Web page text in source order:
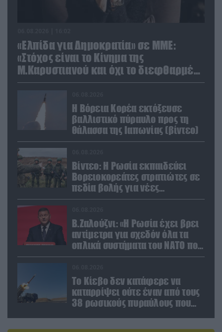
«Ελπίδα για Δημοκρατία» σε ΜΜΕ:
«Στόχος είναι το Κίνημα της
Μ.Καρυστιανού και όχι το διεφθαρμένο
σύστημα εξουσίας»
Η Βόρεια Κορέα εκτόξευσε
βαλλιστικό πύραυλο προς τη
θάλασσα της Ιαπωνίας (βίντεο)
Βίντεο: Η Ρωσία εκπαιδεύει
Βορειοκορεάτες στρατιώτες σε
πεδία βολής για νέες
επιχειρήσεις
Β.Ζαλούζνι: «Η Ρωσία έχει βρει
αντίμετρα για σχεδόν όλα τα
οπλικά συστήματα του ΝΑΤΟ που
χρησιμοποιεί η Ουκρανία»
Το Κίεβο δεν κατάφερε να
καταρρίψει ούτε έναν από τους
38 ρωσικούς πυραύλους που